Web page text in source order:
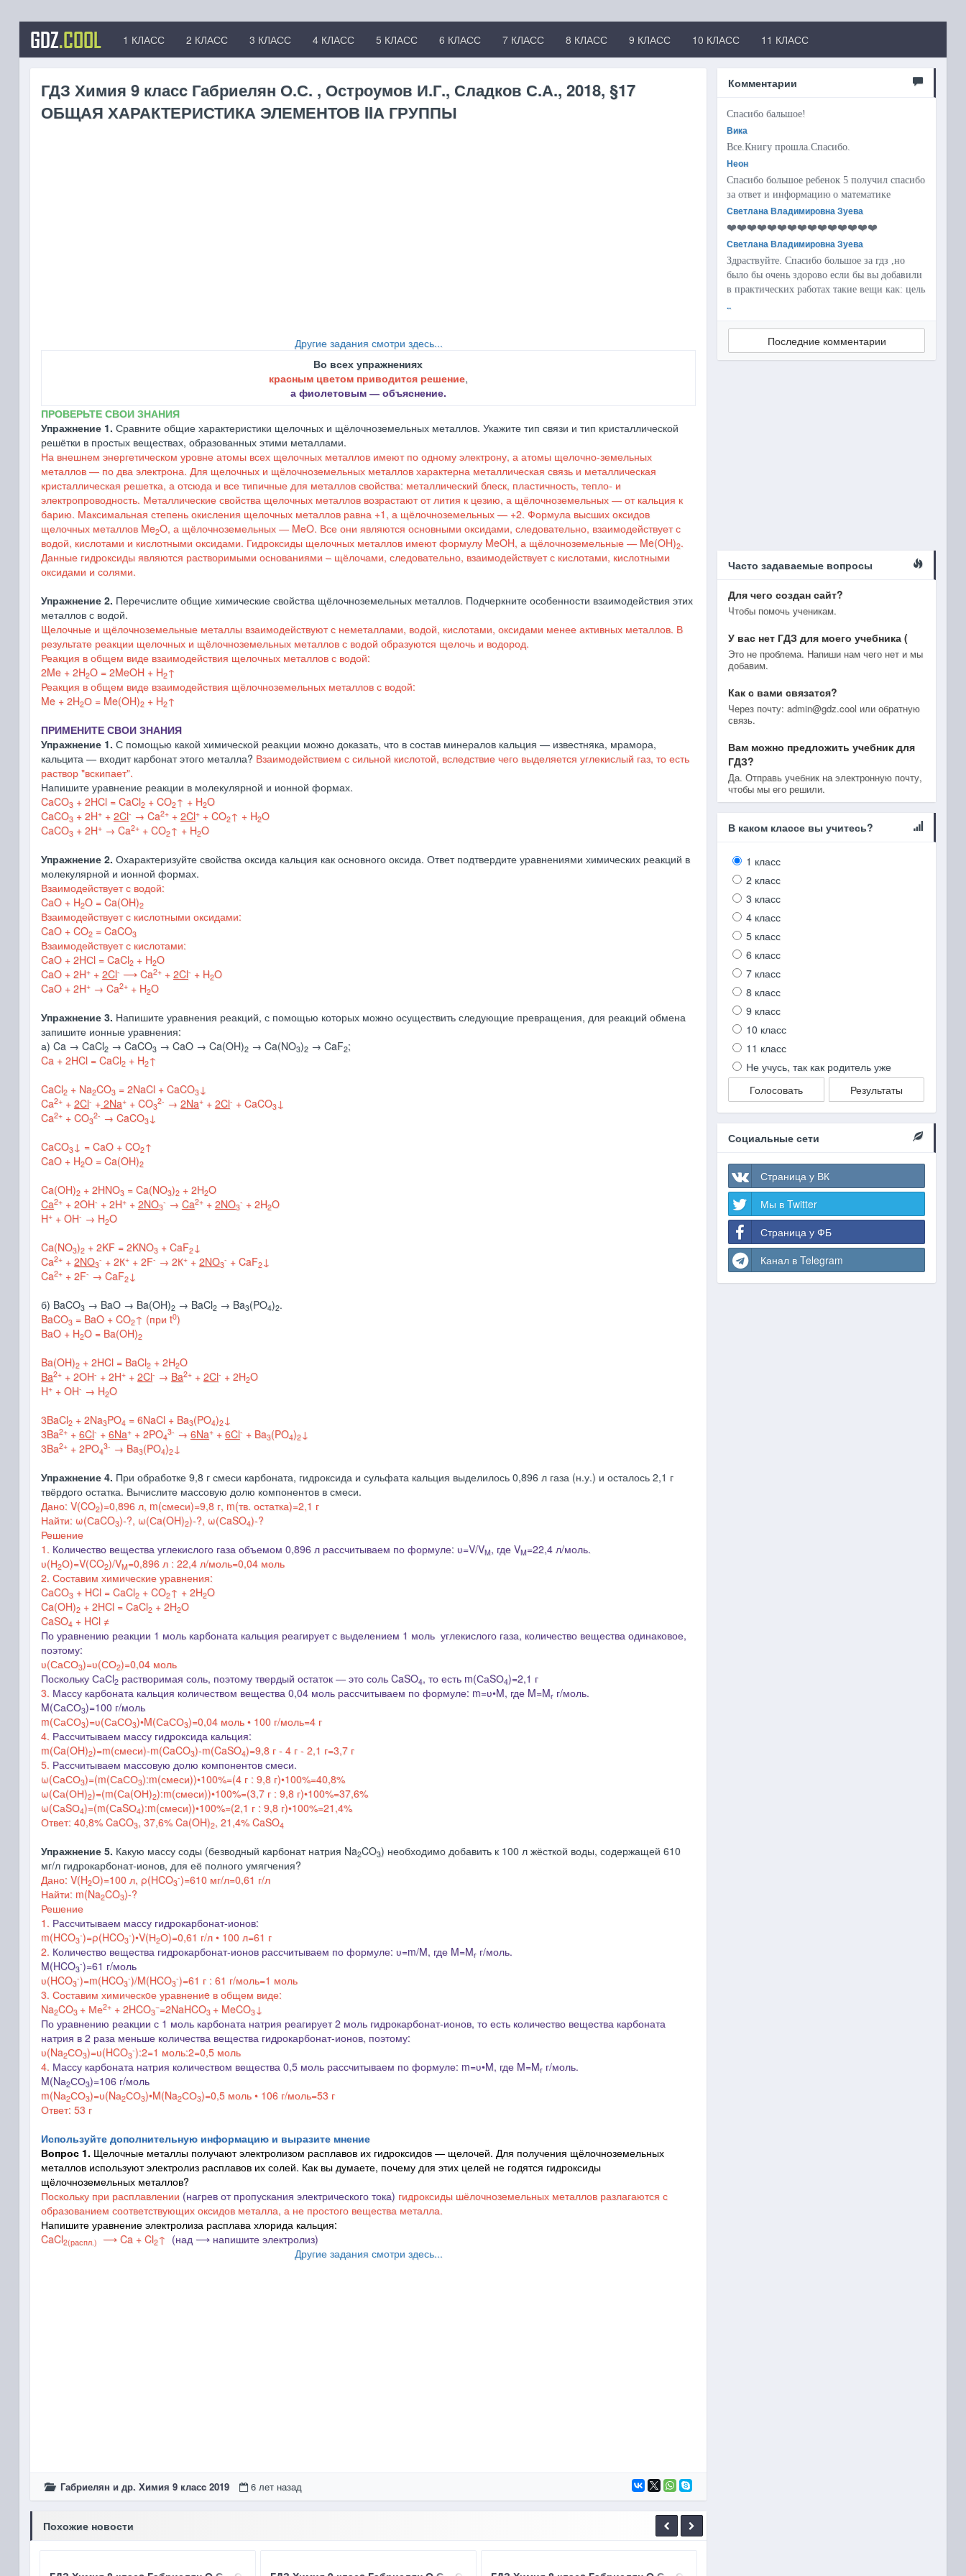
GDZ.COOL 1 КЛАСС 2 КЛАСС 3 КЛАСС 4 КЛАСС 5 КЛАСС 6 КЛАСС 7 КЛАСС 8 КЛАСС 9 КЛАСС 10 КЛАСС 11 КЛАСС
ГДЗ Химия 9 класc Габриелян О.С. , Остроумов И.Г., Сладков С.А., 2018, §17
ОБЩАЯ ХАРАКТЕРИСТИКА ЭЛЕМЕНТОВ IIА ГРУППЫ
Другие задания смотри здесь...
Во всех упражнениях
красным цветом приводится решение,
а фиолетовым ― объяснение.
ПРОВЕРЬТЕ СВОИ ЗНАНИЯ
Упражнение 1. Сравните общие характеристики щелочных и щёлочноземельных металлов. Укажите тип связи и тип кристаллической
решётки в простых веществах, образованных этими металлами.
На внешнем энергетическом уровне атомы всех щелочных металлов имеют по одному электрону, а атомы щелочно-земельных
металлов ― по два электрона. Для щелочных и щёлочноземельных металлов характерна металлическая связь и металлическая
кристаллическая решетка, а отсюда и все типичные для металлов свойства: металлический блеск, пластичность, тепло- и
электропроводность. Металлические свойства щелочных металлов возрастают от лития к цезию, а щёлочноземельных ― от кальция к
барию. Максимальная степень окисления щелочных металлов равна +1, а щёлочноземельных ― +2. Формула высших оксидов
щелочных металлов Me2O, а щёлочноземельных ― MeO. Все они являются основными оксидами, следовательно, взаимодействует с
водой, кислотами и кислотными оксидами. Гидроксиды щелочных металлов имеют формулу MeOH, а щёлочноземельные ― Me(OH)2.
Данные гидроксиды являются растворимыми основаниями – щёлочами, следовательно, взаимодействует с кислотами, кислотными
оксидами и солями.
Упражнение 2. Перечислите общие химические свойства щёлочноземельных металлов. Подчеркните особенности взаимодействия этих
металлов с водой.
Щелочные и щёлочноземельные металлы взаимодействуют с неметаллами, водой, кислотами, оксидами менее активных металлов. В
результате реакции щелочных и щёлочноземельных металлов с водой образуются щелочь и водород.
Реакция в общем виде взаимодействия щелочных металлов с водой:
2Me + 2H2O = 2MeOH + H2↑
Реакция в общем виде взаимодействия щёлочноземельных металлов с водой:
Me + 2H2О = Me(OH)2+ H2↑
ПРИМЕНИТЕ СВОИ ЗНАНИЯ
Упражнение 1. С помощью какой химической реакции можно доказать, что в состав минералов кальция — известняка, мрамора,
кальцита — входит карбонат этого металла? Взаимодействием с сильной кислотой, вследствие чего выделяется углекислый газ, то есть
раствор "вскипает".
Напишите уравнение реакции в молекулярной и ионной формах.
CaCO3+ 2HCl = CaCl2+ CO2↑ + H2O
CaCO3+ 2H++ 2Cl- → Ca2++ 2Cl++ CO2↑ + H2O
CaCO3+ 2H+→ Ca2++ CO2↑ + H2O
Упражнение 2. Охарактеризуйте свойства оксида кальция как основного оксида. Ответ подтвердите уравнениями химических реакций в
молекулярной и ионной формах.
Взаимодействует с водой:
CaO + H2O = Ca(OH)2
Взаимодействует с кислотными оксидами:
CaO + CO2= CaCO3
Взаимодействует с кислотами:
CaO + 2HСl = CaCl2+ H2O
CaO + 2H++ 2Cl- ⟶ Ca2++ 2Cl- + H2O
CaO + 2H+→ Ca2++ H2O
Упражнение 3. Напишите уравнения реакций, с помощью которых можно осуществить следующие превращения, для реакций обмена
запишите ионные уравнения:
а) Ca → CaCl2→ CaCO3→ CaO → Ca(OH)2→ Ca(NO3)2→ CaF2;
Ca + 2HCl = CaCl2+ H2↑
CaCl2+ Na2CO3= 2NaCl + CaCO3↓
Ca2++ 2Cl- +2Na++ CO3
2- → 2Na++ 2Cl- + CaCO3↓
Ca2++ CO3
2- → CaCO3↓
CaCO3↓ = CaO + CO2↑
CaO + H2O = Ca(OH)2
Ca(OH)2+ 2HNO3= Ca(NO3)2+ 2H2O
Ca2++ 2OH- + 2H++ 2NO3
- → Ca2++ 2NO3
- + 2H2O
H++ OH- → H2O
Ca(NO3)2+ 2KF = 2KNO3+ CaF2↓
Ca2++ 2NO3
- + 2К++ 2F- → 2К++ 2NO3
- + CaF2↓
Ca2++ 2F- → CaF2↓
б) BaCO3→ BaO → Ba(OH)2→ BaCl2→ Ba3(PO4)2.
BaCO3= BaO + CO2↑ (при t0)
BaO + H2O = Ba(OH)2
Ba(OH)2+ 2HCl = BaCl2+ 2H2O
Ba2++ 2OH- + 2H++ 2Cl- → Ba2++ 2Cl- + 2H2O
H++ OH- → H2O
3BaCl2+ 2Na3PO4 = 6NaCl + Ba3(PO4)2↓
3Ba2++ 6Cl- + 6Na++ 2PO4
3- → 6Na++ 6Cl- + Ba3(PO4)2↓
3Ba2++ 2PO4
3- → Ba3(PO4)2↓
Упражнение 4. При обработке 9,8 г смеси карбоната, гидроксида и сульфата кальция выделилось 0,896 л газа (н.у.) и осталось 2,1 г
твёрдого остатка. Вычислите массовую долю компонентов в смеси.
Дано: V(CO2)=0,896 л, m(смеси)=9,8 г, m(тв. остатка)=2,1 г
Найти: ω(СaCO3)-?, ω(Сa(OH)2)-?, ω(СaSO4)-?
Решение
1. Количество вещества углекислого газа объемом 0,896 л рассчитываем по формуле: ʋ=V/VM, где VM=22,4 л/моль.
ʋ(Н2О)=V(CO2)/VM=0,896 л : 22,4 л/моль=0,04 моль
2. Составим химические уравнения:
CaCO3+ HCl = CaCl2+ CO2↑ + 2H2O
Ca(OH)2+ 2HCl = CaCl2+ 2H2O
CaSO4 + HCl ≠
По уравнению реакции 1 моль карбоната кальция реагирует с выделением 1 моль углекислого газа, количество вещества одинаковое,
поэтому:
ʋ(СаСО3)=ʋ(СО2)=0,04 моль
Поскольку СаСl2растворимая соль, поэтому твердый остаток ― это соль CaSO4, то есть m(СаSО4)=2,1 г
3. Массу карбоната кальция количеством вещества 0,04 моль рассчитываем по формуле: m=ʋ•M, где M=Mrг/моль.
M(СаСО3)=100 г/моль
m(СаСО3)=ʋ(СаСО3)•M(СаСО3)=0,04 моль • 100 г/моль=4 г
4. Рассчитываем массу гидроксида кальция:
m(Ca(OH)2)=m(смеси)-m(CaCO3)-m(CaSO4)=9,8 г - 4 г - 2,1 г=3,7 г
5. Рассчитываем массовую долю компонентов смеси.
ω(СаСО3)=(m(СаСО3):m(смеси))•100%=(4 г : 9,8 г)•100%=40,8%
ω(Са(ОН)2)=(m(Са(ОН)2):m(смеси))•100%=(3,7 г : 9,8 г)•100%=37,6%
ω(СаSО4)=(m(СаSО4):m(смеси))•100%=(2,1 г : 9,8 г)•100%=21,4%
Ответ: 40,8% CaCO3, 37,6% Ca(OH)2, 21,4% CaSO4
Упражнение 5. Какую массу соды (безводный карбонат натрия Na2CO3) необходимо добавить к 100 л жёсткой воды, содержащей 610
мг/л гидрокарбонат-ионов, для её полного умягчения?
Дано: V(H2O)=100 л, ρ(HCO3
-)=610 мг/л=0,61 г/л
Найти: m(Na2CO3)-?
Решение
1. Рассчитываем массу гидрокарбонат-ионов:
m(HCO3
-)=ρ(HCO3
-)•V(Н2О)=0,61 г/л •100 л=61 г
2. Количество вещества гидрокарбонат-ионов рассчитываем по формуле: ʋ=m/M, где M=Mrг/моль.
M(HCO3
-)=61 г/моль
ʋ(HCO3
-)=m(HCO3
-)/M(HCO3
-)=61 г : 61 г/моль=1 моль
3. Составим химическoе уравнениe в общем виде:
Na2CO3 + Ме2++ 2HCO3
−=2NaHCO3 + MeCO3↓
По уравнению реакции с 1 моль карбоната натрия реагирует 2 моль гидрокарбонат-ионов, то есть количество вещества карбоната
натрия в 2 раза меньше количества вещества гидрокарбонат-ионов, поэтому:
ʋ(Na2СО3)=ʋ(HCO3
-):2=1 моль:2=0,5 моль
4. Массу карбоната натрия количеством вещества 0,5 моль рассчитываем по формуле: m=ʋ•M, где M=Mrг/моль.
M(Nа2СО3)=106 г/моль
m(Nа2СО3)=ʋ(Nа2СО3)•M(Na2СО3)=0,5 моль • 106 г/моль=53 г
Ответ: 53 г
Используйте дополнительную информацию и выразите мнение
Вопрос 1. Щелочные металлы получают электролизом расплавов их гидроксидов — щелочей. Для получения щёлочноземельных
металлов используют электролиз расплавов их солей. Как вы думаете, почему для этих целей не годятся гидроксиды
щёлочноземельных металлов?
Поскольку при расплавлении (нагрев от пропускания электрического тока) гидроксиды шёлочноземельных металлов разлагаются с
образованием соответствующих оксидов металла, а не простого вещества металла.
Напишите уравнение электролиза расплава хлорида кальция:
CaCl2(распл.) ⟶ Ca + Cl2↑ (над ⟶ напишите электролиз)
Другие задания смотри здесь...
Габриелян и др. Химия 9 класc 2019 6 лет назад
Похожие новости
Комментарии
Спасибо бальшое!
Вика
Все.Книгу прошла.Спасибо.
Неон
Спасибо большое ребенок 5 получил спасибо
за ответ и информацию о математике
Светлана Владимировна Зуева
❤️❤️❤️❤️❤️❤️❤️❤️❤️❤️❤️❤️❤️❤️❤️
Светлана Владимировна Зуева
Здраствуйте. Спасибо большое за гдз ,но
было бы очень здорово если бы вы добавили
в практических работах такие вещи как: цель
..
Последние комментарии
Часто задаваемые вопросы
Для чего создан сайт?
Чтобы помочь ученикам.
У вас нет ГДЗ для моего учебника (
Это не проблема. Напиши нам чего нет и мы
добавим.
Как с вами связатся?
Через почту: admin@gdz.cool или обратную
связь.
Вам можно предложить учебник для
ГДЗ?
Да. Отправь учебник на электронную почту,
чтобы мы его решили.
В каком классе вы учитесь?
1 класс
2 класс
3 класс
4 класс
5 класс
6 класс
7 класс
8 класс
9 класс
10 класс
11 класс
Не учусь, так как родитель уже
Голосовать
Результаты
Социальные сети
Страница у ВК
Мы в Twitter
Страница у ФБ
Канал в Telegram